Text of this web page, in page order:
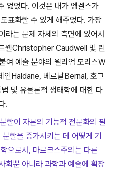
없었다. 이것은 내가 엥겔스가
표화할 수 있게 해주었다. 가장
라는 문제 자체의 측면에 있어서
웰Christopher Caudwell 및 린
여 예술 분야의 윌리엄 모리스W
인Haldane, 베르날Bernal, 호그
법 및 유물론적 생태학에 대한 다
.
할이 자본의 기능적 전문화의 필
할을 증가시키는 데 어떻게 기
으로서, 마르크스주의는 다른
회뿐 아니라 과학과 예술에 확장